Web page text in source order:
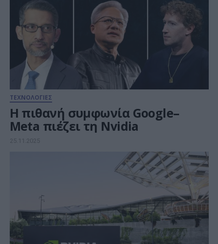
ΤΕΧΝΟΛΟΓΙΕΣ
Η πιθανή συμφωνία Google–
Meta πιέζει τη Nvidia
25.11.2025